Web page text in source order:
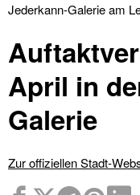
Jederkann-Galerie am
April in
Galerie
Zur offiziellen Stadt-